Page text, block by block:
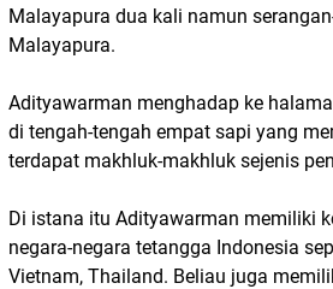
Malayapura dua kali namun
Malayapura.
Adityawarman menghadap ke
di tengah-tengah empat sapi yang
terdapat makhluk-makhluk sejenis
Di istana itu Adityawarman memiliki
negara-negara tetangga Indonesia
Vietnam, Thailand. Beliau juga